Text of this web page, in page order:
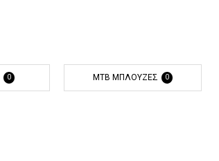
0 MTB ΜΠΛΟΎΖΕΣ 0